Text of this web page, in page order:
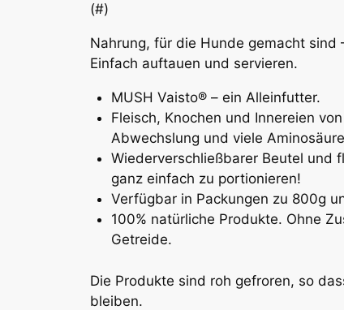
(#)
Nahrung, für die Hunde gemacht sind
Einfach auftauen und servieren.
MUSH Vaisto® – ein Alleinfutter.
Fleisch, Knochen und Innereien
Abwechslung und viele
Wiederverschließbarer Beutel und
ganz einfach zu portionieren!
Verfügbar in Packungen zu 800g
100% natürliche Produkte. Ohne
Getreide.
Die Produkte sind roh gefroren, so
bleiben.